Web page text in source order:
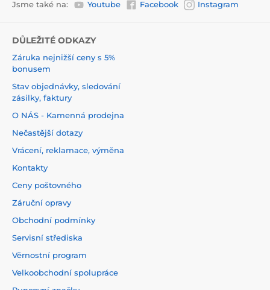
Jsme také na: Youtube Facebook Instagram
DŮLEŽITÉ ODKAZY
Záruka nejnižší ceny s 5%
bonusem
Stav objednávky, sledování
zásilky, faktury
O NÁS - Kamenná prodejna
Nečastější dotazy
Vrácení, reklamace, výměna
Kontakty
Ceny poštovného
Záruční opravy
Obchodní podmínky
Servisní střediska
Věrnostní program
Velkoobchodní spolupráce